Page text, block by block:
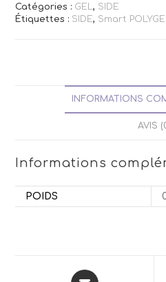
Catégories : GEL, SIDE
Étiquettes : SIDE, Smart
INFORMATIONS
AVIS
Informations
POIDS
Opens